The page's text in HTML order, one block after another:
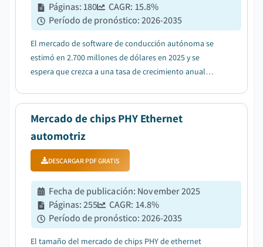
Páginas:180 CAGR: 15.8%
Período de pronóstico:2026-2035
El mercado de software de conducción autónoma se
estimó en 2.700 millones de dólares en 2025 y se
espera que crezca a una tasa de crecimiento anual
integración de ADAS....
Mercado de chips PHY Ethernet
automotriz
DESCARGAR PDF GRATIS
Fecha de publicación: November 2025
Páginas:255 CAGR: 14.8%
Período de pronóstico:2026-2035
El tamaño del mercado de chips PHY de ethernet